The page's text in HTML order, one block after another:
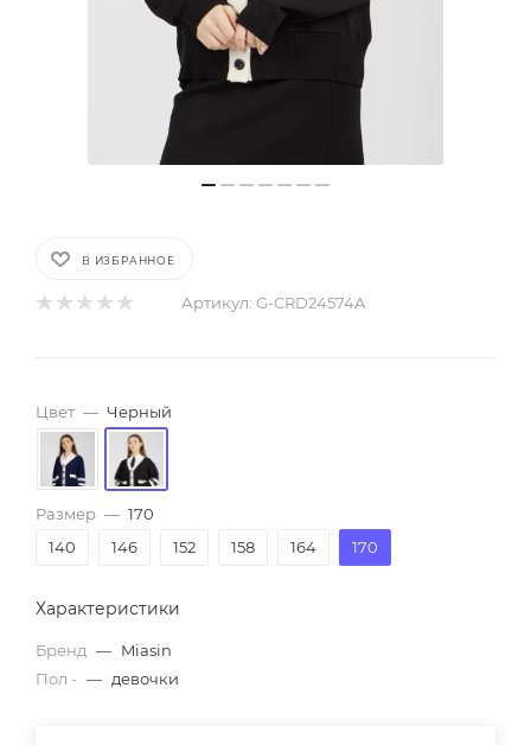
В ИЗБРАННОЕ
Артикул: G-CRD24574A
Цвет — Черный
Размер — 170
140
146 152 158 164 170
Характеристики
Бренд — Miasin
Пол - — девочки